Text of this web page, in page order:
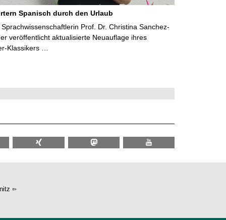
Spanisch durch den Urlaub
Prof. Dr. Christina Sanchez-
veröffentlicht aktualisierte Neuauflage ihres
Klassikers …